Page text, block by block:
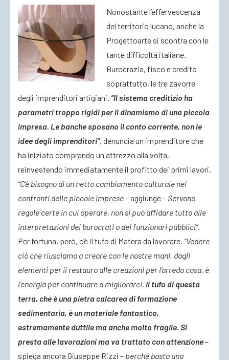
Nonostante l’effervescenza
del territorio lucano, anche la
Progettoarte si scontra con le
tante difficoltà italiane.
Burocrazia, fisco e credito
soprattutto, le tre zavorre
degli imprenditori artigiani. “Il sistema creditizio ha
parametri troppo rigidi per il dinamismo di una piccola
impresa. Le banche sposano il conto corrente, non le
idee degli imprenditori”, denuncia un imprenditore che
ha iniziato comprando un attrezzo alla volta,
reinvestendo immediatamente il profitto dei primi lavori.
“C’è bisogno di un netto cambiamento culturale nei
confronti delle piccole imprese– aggiunge –Servono
regole certe in cui operare, non si può affidare tutto alle
interpretazioni dei burocrati o dei funzionari pubblici”.
Per fortuna, però, c’è il tufo di Matera da lavorare. “Vedere
ciò che riusciamo a creare con le nostre mani, dagli
elementi per il restauro alle creazioni per l’arredo casa, è
l’energia per continuare a migliorarci. Il tufo di questa
terra, che èuna pietra calcarea di formazione
sedimentaria, è un materiale fantastico,
estremamente duttile ma anche molto fragile. Si
presta alle lavorazioni ma va trattato con attenzione–
spiega ancora Giuseppe Rizzi – perché basta una